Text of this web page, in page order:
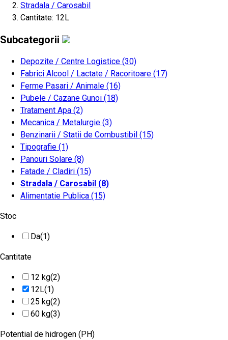
Stradala / Carosabil
Cantitate: 12L
Subcategorii
Depozite / Centre Logistice (30)
Fabrici Alcool / Lactate / Racoritoare (17)
Ferme Pasari / Animale (16)
Pubele / Cazane Gunoi (18)
Tratament Apa (2)
Mecanica / Metalurgie (3)
Benzinarii / Statii de Combustibil (15)
Tipografie (1)
Panouri Solare (8)
Fatade / Cladiri (15)
Stradala / Carosabil (8)
Alimentatie Publica (15)
Stoc
Da(1)
Cantitate
12 kg(2)
12L(1)
25 kg(2)
60 kg(3)
Potential de hidrogen (PH)